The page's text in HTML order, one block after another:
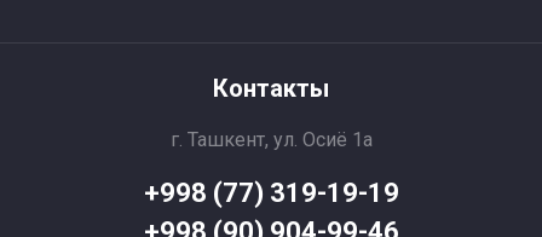
Контакты
г. Ташкент, ул. Осиё 1a
+998 (77) 319-19-19